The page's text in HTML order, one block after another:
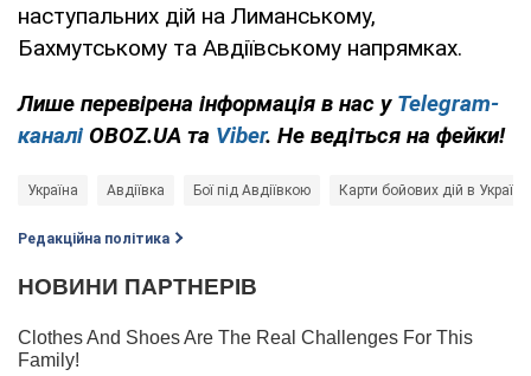
наступальних дій на Лиманському,
Бахмутському та Авдіївському напрямках.
Лише перевірена інформація в нас у Telegram-
каналі OBOZ.UA та Viber. Не ведіться на фейки!
Україна Авдіївка Бої під Авдіївкою Карти бойових дій в Україні
Редакційна політика